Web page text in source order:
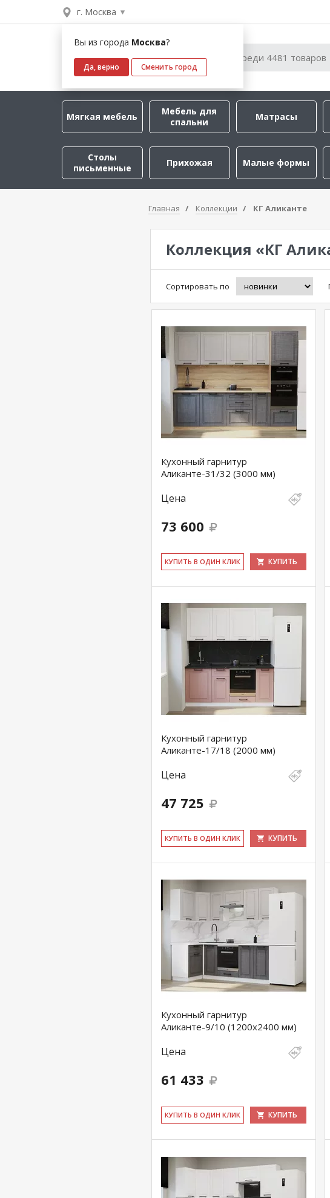
г. Москва
Вы из города Москва?
Да, верно Сменить город
Мягкая мебель
Мебель для
спальни
Матрасы
Столы
письменные
Прихожая Малые формы
Главная Коллекции КГ Аликанте
Коллекция «КГ
Сортировать по
Кухонный гарнитур
Аликанте-31/32 (3000 мм)
Цена
73 600
КУ­ПИТЬ В ОДИН КЛИК КУПИТЬ
Кухонный гарнитур
Аликанте-17/18 (2000 мм)
Цена
47 725
КУ­ПИТЬ В ОДИН КЛИК КУПИТЬ
Кухонный гарнитур
Аликанте-9/10 (1200х2400 мм)
Цена
61 433
КУ­ПИТЬ В ОДИН КЛИК КУПИТЬ